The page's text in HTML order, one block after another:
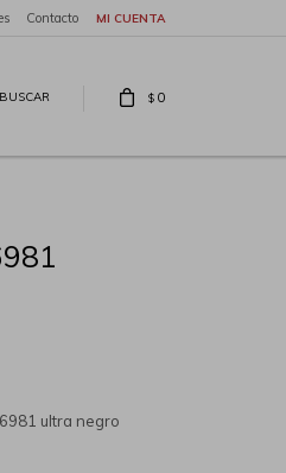
$ 0
Contacto
ultra negro